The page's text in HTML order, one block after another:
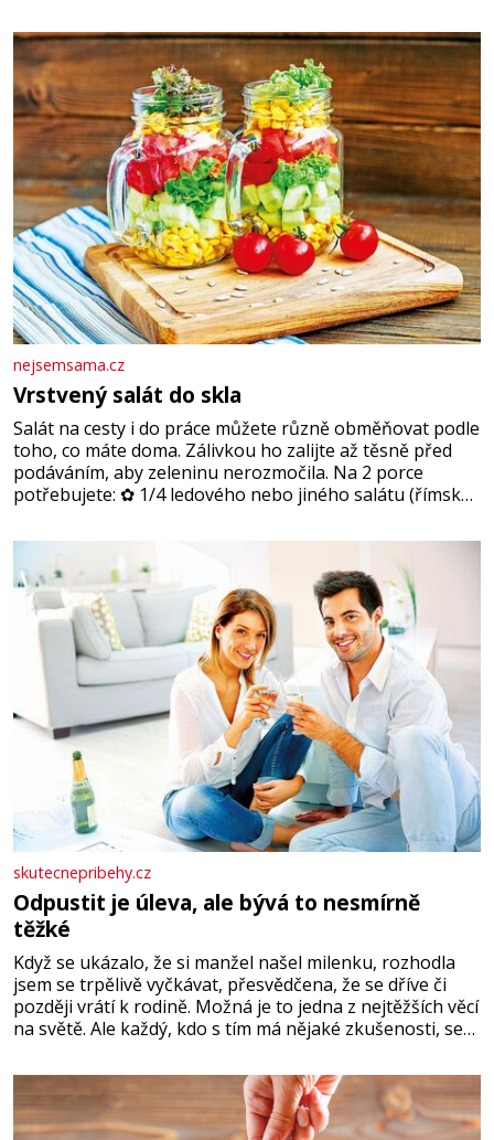
blonďaté vlásky. Fakt, že jsou těla dávných lidí nesmírně
dobře zachovalá, přičítají odborníci zdejším klimatickým
podmínkám. Sucho, prosolené písky a extrémně
nejsemsama.cz
Vrstvený salát do skla
Salát na cesty i do práce můžete různě obměňovat podle
toho, co máte doma. Zálivkou ho zalijte až těsně před
podáváním, aby zeleninu nerozmočila. Na 2 porce
potřebujete: ✿ 1/4 ledového nebo jiného salátu (římský
okurky ✿ 2 rajčata Zálivka: ✿ 4 lžíce olivového oleje ✿ 1
lžíci citronové šťávy ✿ ½ stroužku
skutecnepribehy.cz
Odpustit je úleva, ale bývá to nesmírně
těžké
Když se ukázalo, že si manžel našel milenku, rozhodla
jsem se trpělivě vyčkávat, přesvědčena, že se dříve či
později vrátí k rodině. Možná je to jedna z nejtěžších věcí
na světě. Ale každý, kdo s tím má nějaké zkušenosti, se
Když se ke mně doneslo, že si manžel pořídil milenku,